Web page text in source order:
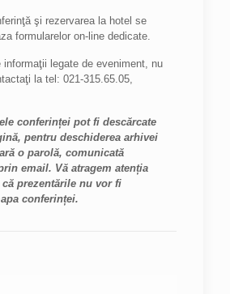
şi rezervarea la hotel se
formularelor on-line dedicate.
informaţii legate de eveniment, nu
la tel: 021-315.65.05,
conferinței pot fi descărcate
pentru deschiderea arhivei
o parolă, comunicată
email. Vă atragem atenția
prezentările nu vor fi
conferinței.